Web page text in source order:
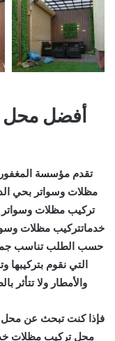
أفضل محل
تقدم مؤسسة
مظلات وسواتر بحي
تركيب مظلات وسواتر
خدماتتركيب مظلات
حسب الطلب تناسب جميع
التي نقوم
والأمطار ولا تتأثر بالظروف المناخية مهما كانت صعبه وقاسيه
فإذا كنت تبحث عن محل
محل تركيب مظلات